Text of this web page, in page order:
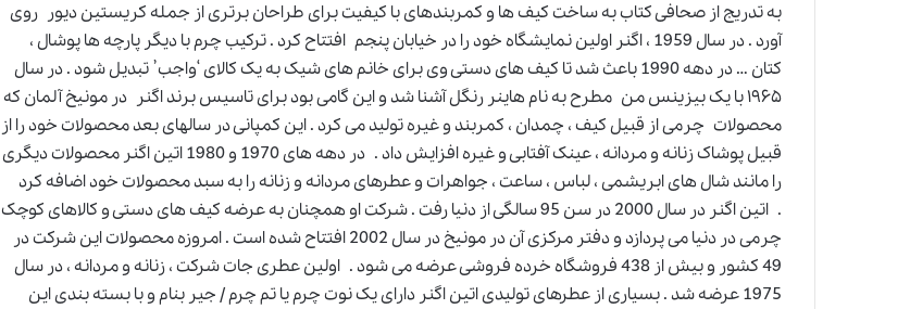
به تدریج از صحافی کتاب به ساخت کیف ها و کمربندهای با کیفیت برای طراحان برتری از جمله کریستین دیور روی
آورد . در سال 1959 ، اگنر اولین نمایشگاه خود را در خیابان پنجم افتتاح کرد . ترکیب چرم با دیگر پارچه ها پوشال ،‌
کتان … در دهه 1990 باعث شد تا کیف های دستی وی برای خانم های شیک به یک کالای ‘واجب’ تبدیل شود . در سال
۱۹۶۵ با یک بیزینس من مطرح به نام هاینر رنگل آشنا شد و این گامی بود برای تاسیس برند اگنر در مونیخ آلمان که
محصولات چرمی از قبیل کیف ، چمدان ، کمربند و غیره تولید می کرد . این کمپانی در سالهای بعد محصولات خود را از
قبیل پوشاک زنانه و مردانه ، عینک آفتابی و غیره افزایش داد . در دهه های 1970 و 1980 اتین اگنر محصولات دیگری
را مانند شال های ابریشمی ، لباس ، ساعت ، جواهرات و عطرهای مردانه و زنانه را به سبد محصولات خود اضافه کرد
. اتین اگنر در سال 2000 در سن 95 سالگی از دنیا رفت . شرکت او همچنان به عرضه کیف های دستی و کالاهای کوچک
چرمی در دنیا می پردازد و دفتر مرکزی آن در مونیخ در سال 2002 افتتاح شده است . امروزه محصولات این شرکت در
49 کشور و بیش از 438 فروشگاه خرده فروشی عرضه می شود . اولین عطری جات شرکت ، زنانه و مردانه ، در سال
1975 عرضه شد . بسیاری از عطرهای تولیدی اتین اگنر دارای یک نوت چرم یا تم چرم / جیر بنام و با بسته بندی این